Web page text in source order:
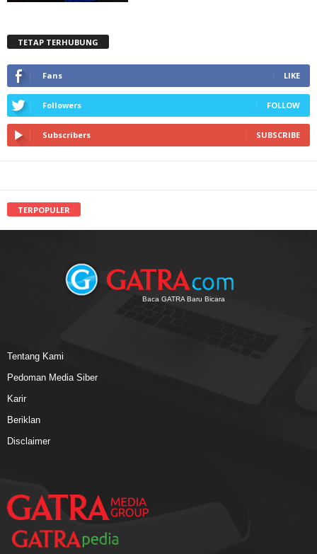
TETAP TERHUBUNG
Fans LIKE
Followers FOLLOW
Subscribers SUBSCRIBE
TERPOPULER
Baca GATRA Baru Bicara
Tentang Kami
Pedoman Media Siber
Karir
Beriklan
Disclaimer